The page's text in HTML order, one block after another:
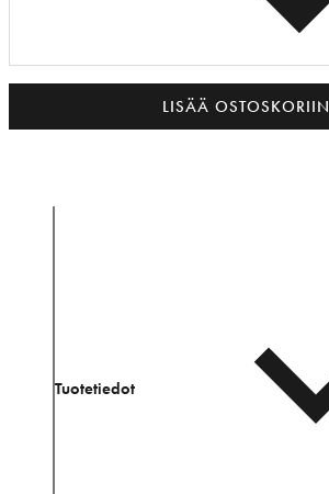
LISÄÄ OSTOSKORIIN
Tuotetiedot